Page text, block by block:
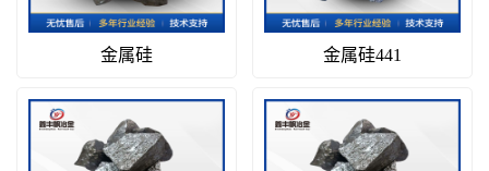
金属硅 金属硅441